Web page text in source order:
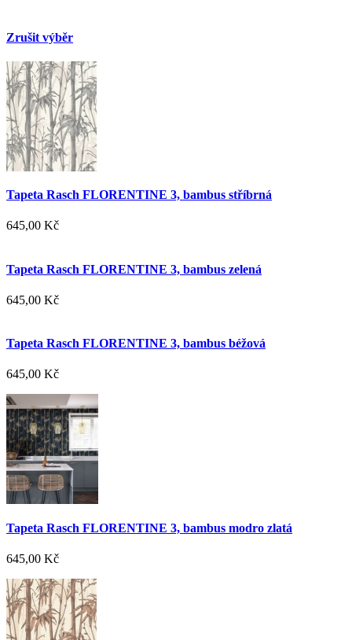
Zrušit výběr
Tapeta Rasch FLORENTINE 3, bambus stříbrná
645,00 Kč
Tapeta Rasch FLORENTINE 3, bambus zelená
645,00 Kč
Tapeta Rasch FLORENTINE 3, bambus béžová
645,00 Kč
Tapeta Rasch FLORENTINE 3, bambus modro zlatá
645,00 Kč